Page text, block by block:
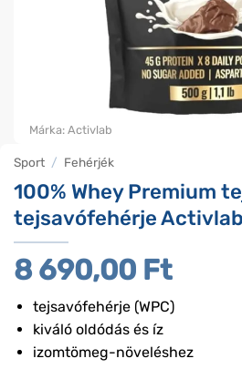
Sport / Fehérjék
100% Whey Premium
tejsavófehérje
8 690,00 Ft
tejsavófehérje (WPC)
kiváló oldódás és íz
izomtömeg-növeléshez
Márka: Activlab